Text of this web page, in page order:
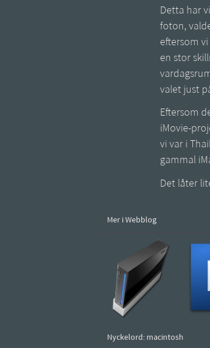
Detta har
foton,
eftersom
en stor
valet just
Eftersom
iMovie-
vi var i
gammal
Det låter
Mer i Webblog
Nyckelord: macintosh